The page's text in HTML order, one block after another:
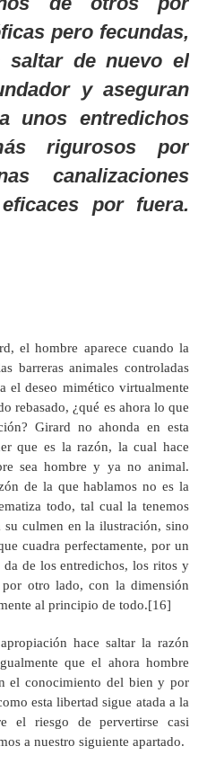
pero fecundas,
saltar de nuevo el
y aseguran
unos entredichos
rigurosos por
canalizaciones
por fuera.
el hombre aparece cuando la
barreras animales controladas
el deseo mimético virtualmente
rebasado, ¿qué es ahora lo que
Girard no ahonda en esta
que es la razón, la cual hace
sea hombre y ya no animal.
de la que hablamos no es la
todo, tal cual la tenemos
culmen en la ilustración, sino
cuadra perfectamente, por un
de los entredichos, los ritos y
otro lado, con la dimensión
al principio de todo.[16]
hace saltar la razón
que el ahora hombre
el conocimiento del bien y por
esta libertad sigue atada a la
el riesgo de pervertirse casi
a nuestro siguiente apartado.